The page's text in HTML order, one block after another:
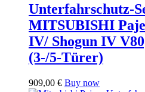
Unterfahrschutz-
MITSUBISHI
IV/ Shogun IV
(3-/5-Türer)
909,00 € Buy now